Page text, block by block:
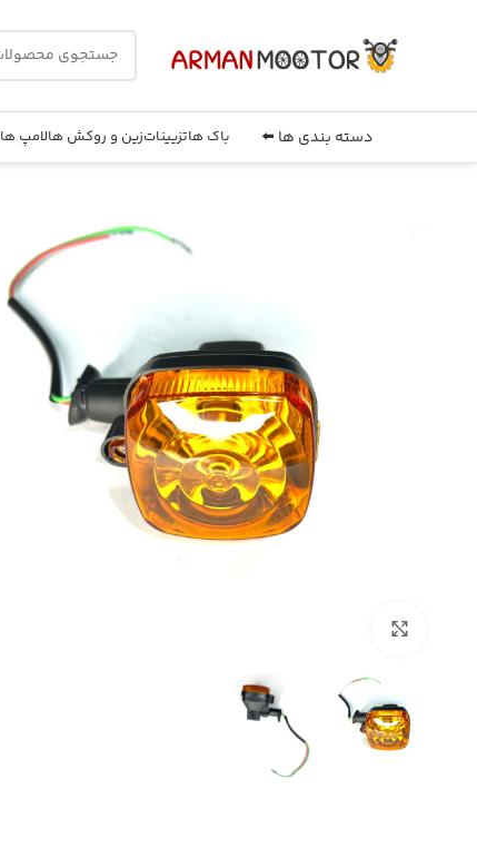
دسته بندی ها ⬅️ باک هاتزییناتزین و روکش هالامپ ها